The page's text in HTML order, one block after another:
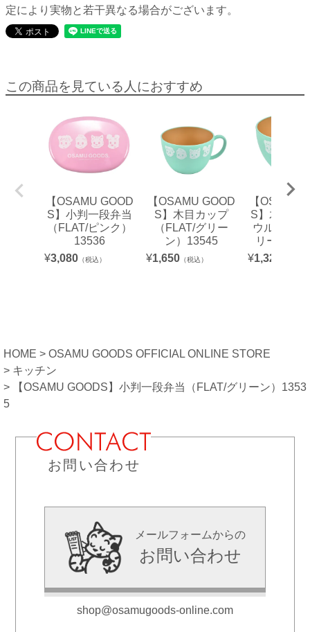
定により実物と若干異なる場合がございます。
この商品を見ている人におすすめ
【OSAMU GOOD
S】小判一段弁当
（FLAT/ピンク）
13536
¥3,080 （税込）
【OSAMU GOOD
S】木目カップ
（FLAT/グリー
ン）13545
¥1,650 （税込）
【OSAMU
S】木目ス
ウルS（
リーン）
¥1,320
HOME
OSAMU GOODS OFFICIAL ONLINE STORE
キッチン
【OSAMU GOODS】小判一段弁当（FLAT/グリーン）1353
5
お問い合わせ
メールフォームからの
お問い合わせ
shop@osamugoods-online.com